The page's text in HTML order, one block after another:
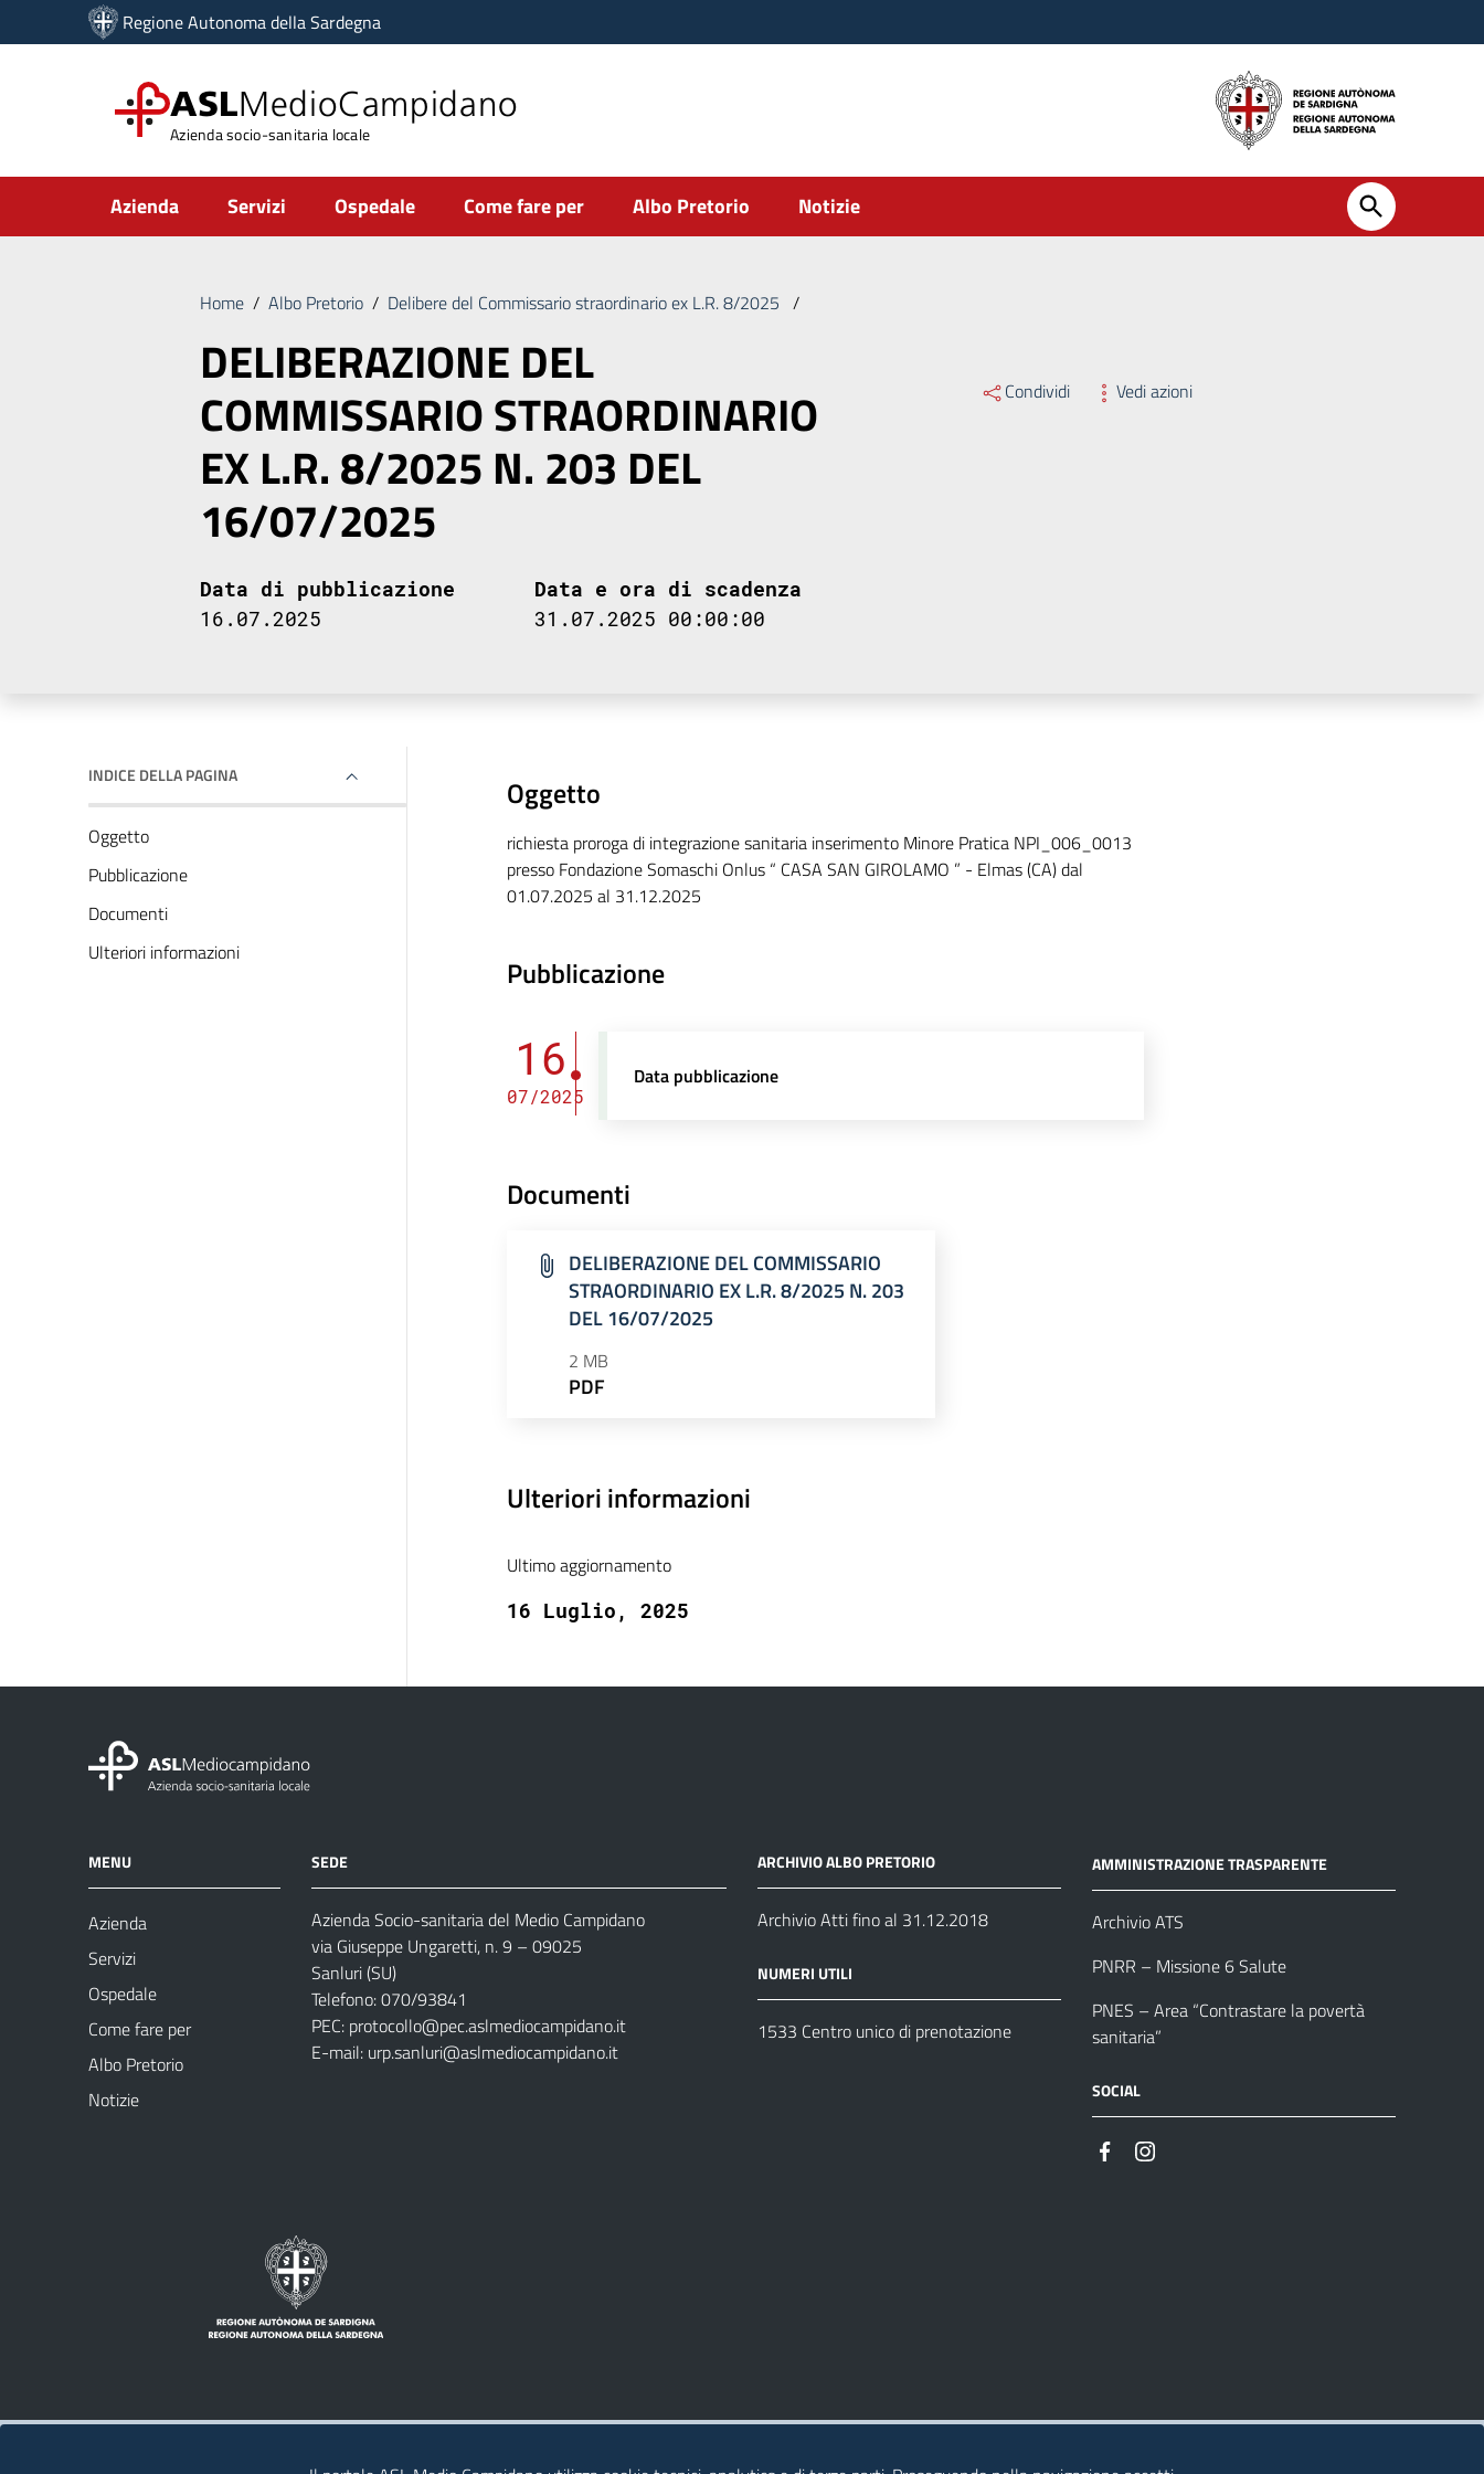
Vai ai contenuti
Vai al menu di navigazione
Regione Autonoma della Sardegna
ASLMedioCampidano
Azienda socio-sanitaria locale
Submenu
Azienda Servizi Ospedale Come fare per Albo Pretorio Notizie
Home / Albo Pretorio / Delibere del Commissario straordinario ex L.R. 8/2025 /
DELIBERAZIONE DEL
COMMISSARIO STRAORDINARIO
EX L.R. 8/2025 N. 203 DEL
16/07/2025
Condividi Vedi azioni
Data di pubblicazione
16.07.2025
Data e ora di scadenza
31.07.2025 00:00:00
INDICE DELLA PAGINA
Oggetto
Pubblicazione
Documenti
Ulteriori informazioni
Oggetto
richiesta proroga di integrazione sanitaria inserimento Minore Pratica NPI_006_0013
presso Fondazione Somaschi Onlus “ CASA SAN GIROLAMO ” - Elmas (CA) dal
01.07.2025 al 31.12.2025
Pubblicazione
16
07/2025
Data pubblicazione
Documenti
DELIBERAZIONE DEL COMMISSARIO
STRAORDINARIO EX L.R. 8/2025 N. 203
DEL 16/07/2025
2 MB
PDF
Ulteriori informazioni
Ultimo aggiornamento
16 Luglio, 2025
MENU
Azienda
Servizi
Ospedale
Come fare per
Albo Pretorio
Notizie
SEDE
Azienda Socio-sanitaria del Medio Campidano
via Giuseppe Ungaretti, n. 9 – 09025
Sanluri (SU)
Telefono: 070/93841
PEC: protocollo@pec.aslmediocampidano.it
E-mail: urp.sanluri@aslmediocampidano.it
ARCHIVIO ALBO PRETORIO
Archivio Atti fino al 31.12.2018
NUMERI UTILI
1533 Centro unico di prenotazione
AMMINISTRAZIONE TRASPARENTE
Archivio ATS
PNRR – Missione 6 Salute
PNES – Area “Contrastare la povertà
sanitaria”
SOCIAL